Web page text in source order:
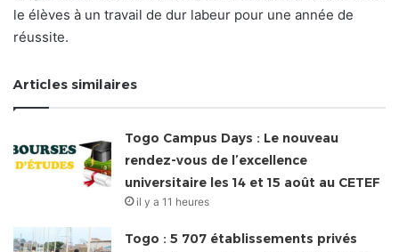
le élèves à un travail de dur labeur pour une année de
réussite.
Articles similaires
Togo Campus Days : Le nouveau
rendez-vous de l’excellence
universitaire les 14 et 15 août au CETEF
il y a 11 heures
Togo : 5 707 établissements privés